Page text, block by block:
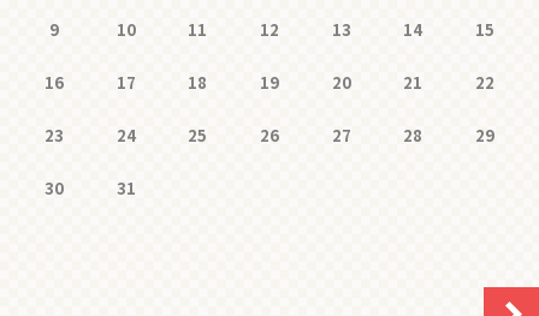
9 10 11 12 13 14 15
16 17 18 19 20 21 22
23 24 25 26 27 28 29
30 31